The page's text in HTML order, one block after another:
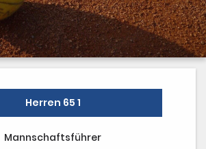
Vorstand
Trainer
Mannschaften
Preise / Kosten
Dokumente
Herren 65 1
Mannschaftsführer